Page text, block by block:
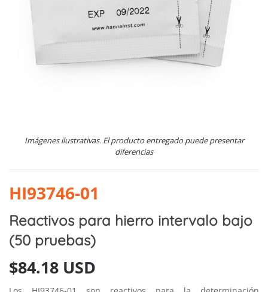
Imágenes ilustrativas. El producto entregado puede presentar
diferencias
HI93746-01
Reactivos para hierro intervalo bajo
(50 pruebas)
$84.18 USD